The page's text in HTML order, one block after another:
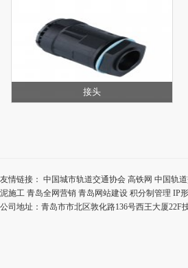
接头
友情链接： 中国城市轨道交通协会 高铁网 中国轨
泥施工 青岛全网营销 青岛网站建设 积分制管理 IP
公司地址：青岛市市北区敦化路136号西王大厦22F